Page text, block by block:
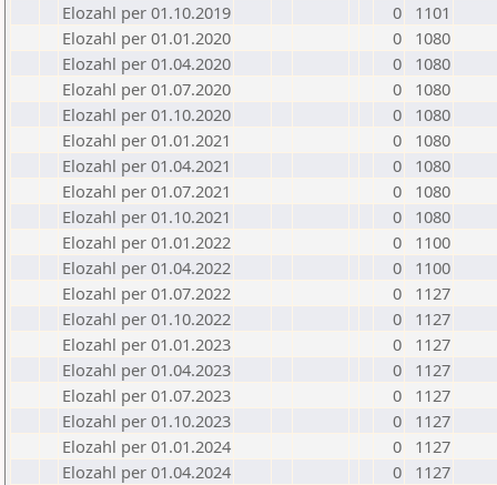
Elozahl per 01.10.2019
0
1101
Elozahl per 01.01.2020
0
1080
Elozahl per 01.04.2020
0
1080
Elozahl per 01.07.2020
0
1080
Elozahl per 01.10.2020
0
1080
Elozahl per 01.01.2021
0
1080
Elozahl per 01.04.2021
0
1080
Elozahl per 01.07.2021
0
1080
Elozahl per 01.10.2021
0
1080
Elozahl per 01.01.2022
0
1100
Elozahl per 01.04.2022
0
1100
Elozahl per 01.07.2022
0
1127
Elozahl per 01.10.2022
0
1127
Elozahl per 01.01.2023
0
1127
Elozahl per 01.04.2023
0
1127
Elozahl per 01.07.2023
0
1127
Elozahl per 01.10.2023
0
1127
Elozahl per 01.01.2024
0
1127
Elozahl per 01.04.2024
0
1127